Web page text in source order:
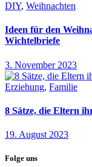
DIY, Weihnachten
Ideen für den
Wichtelbriefe
3. November 2023
Erziehung, Familie
8 Sätze, die Eltern
19. August 2023
Folge uns